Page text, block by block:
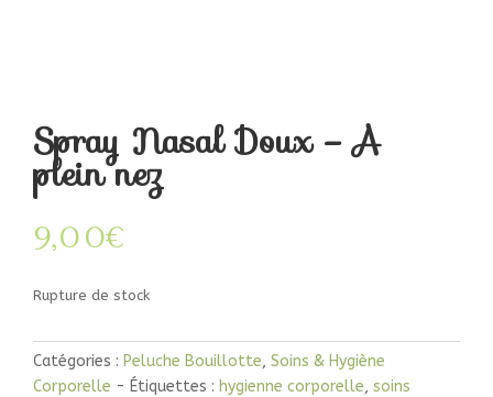
Spray Nasal Doux – A
plein nez
9,00€
Rupture de stock
Catégories : Peluche Bouillotte, Soins & Hygiène
Corporelle
Étiquettes : hygienne corporelle, soins